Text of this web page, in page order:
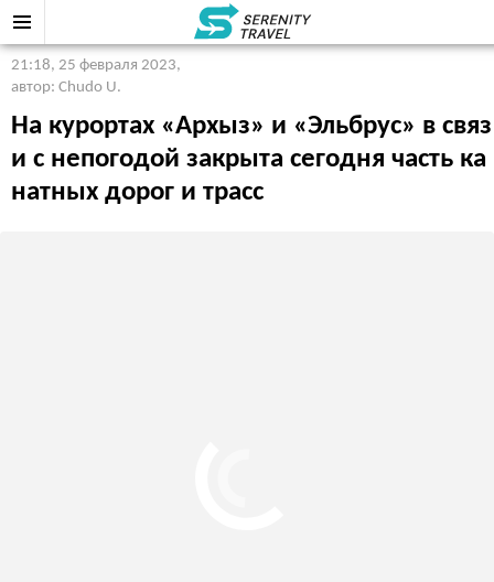
21:18, 25 февраля 2023,
автор: Chudo U.
На курортах «Архыз» и «Эльбрус» в связ
и с непогодой закрыта сегодня часть ка
натных дорог и трасс